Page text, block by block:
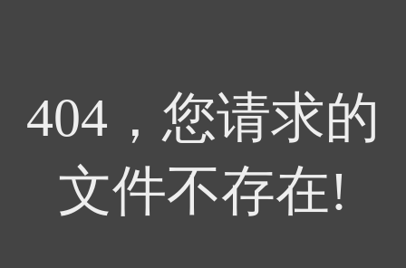
404，您请求的
文件不存在!